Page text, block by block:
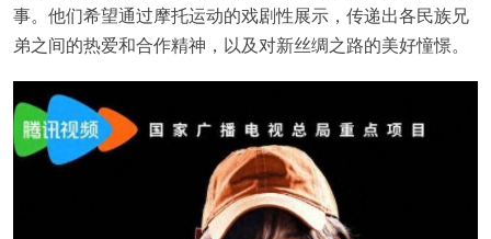
事。他们希望通过摩托运动的戏剧性展示，传递出各民族兄
弟之间的热爱和合作精神，以及对新丝绸之路的美好憧憬。